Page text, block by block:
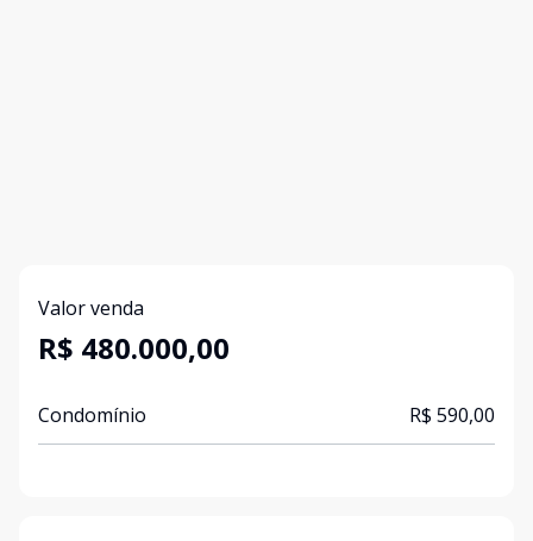
Valor venda
R$ 480.000,00
Condomínio R$ 590,00